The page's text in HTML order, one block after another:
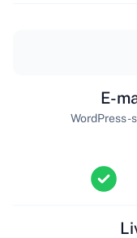
E-
WordPress-